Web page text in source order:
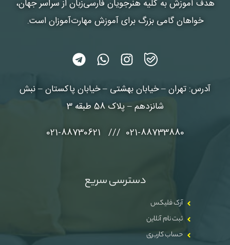
هدف آموزش به کلیه هنرجویان فارسی‌زبان از سراسر جهان،
خواهان گامی بزرگ برای آموزش مهارت‌آموزان است.
آدرس: تهران – خیابان بهشتی – خیابان پاکستان – نبش
شانزدهم – پلاک 58 طبقه 3
021-88733880 /// 021-88730621
دسترسی سریع
آرک فلیکس
ثبت نام آنلاین
حساب کاربری